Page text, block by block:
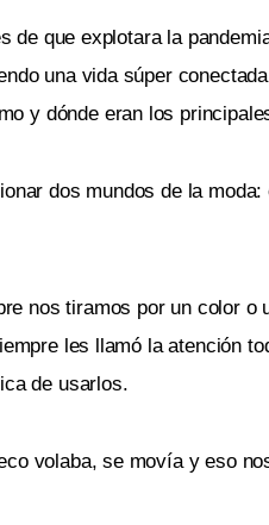
que explotara la
una vida súper
y dónde eran los
dos mundos de la moda:
nos tiramos por un color o
les llamó la atención
de usarlos.
volaba, se movía y eso